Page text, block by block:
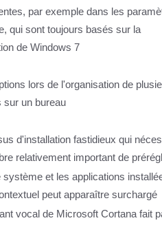
par exemple dans les
qui sont toujours basés sur la
de Windows 7
lors de l'organisation de
sur un bureau
d'installation fastidieux qui
relativement important de
système et les applications
peut apparaître surchargé
vocal de Microsoft Cortana fait